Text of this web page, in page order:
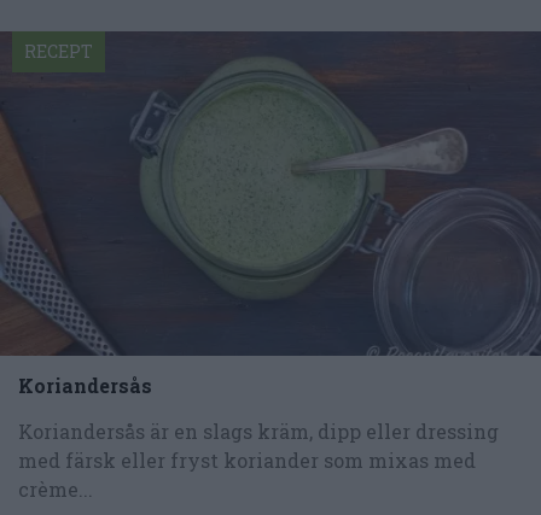
Koriandersås
Koriandersås är en slags kräm, dipp eller dressing
med färsk eller fryst koriander som mixas med
crème...
RECEPT